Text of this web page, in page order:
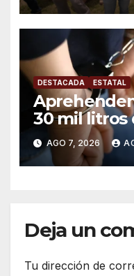
DESTACADA ESTATAL
30 mil litros
AGO 7, 2026
Deja un
Tu dirección de